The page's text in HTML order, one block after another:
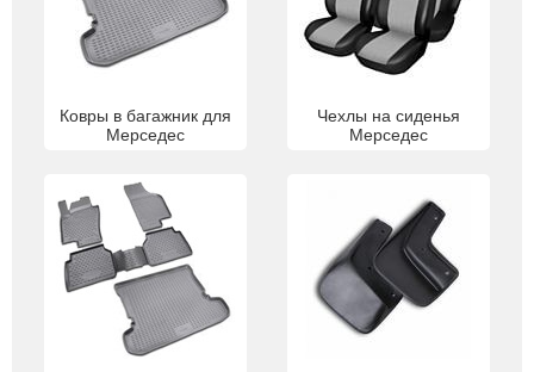
Ковры в багажник для
Мерседес
Чехлы на сиденья
Мерседес